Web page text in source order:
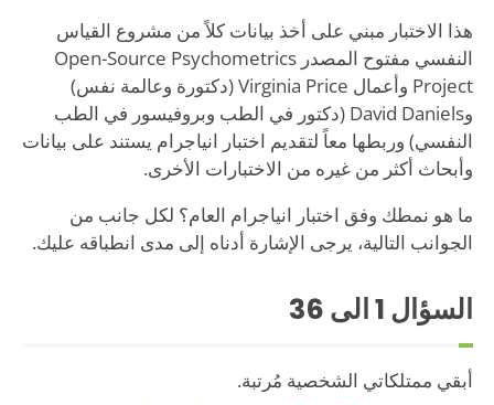
هذا الاختبار مبني على أخذ بيانات كلاً من مشروع القياس
النفسي مفتوح المصدر Open-Source Psychometrics
Project وأعمال Virginia Price (دكتورة وعالمة نفس)
وDavid Daniels (دكتور في الطب وبروفيسور في الطب
النفسي) وربطها معاً لتقديم اختبار انياجرام يستند على بيانات
وأبحاث أكثر من غيره من الاختبارات الأخرى.
ما هو نمطك وفق اختبار انياجرام العام؟ لكل جانب من
الجوانب التالية، يرجى الإشارة أدناه إلى مدى انطباقه عليك.
السؤال 1الى 36
أبقي ممتلكاتي الشخصية مُرتبة.